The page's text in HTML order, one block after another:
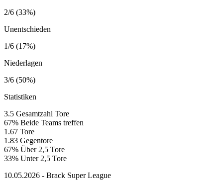
2/6 (33%)
Unentschieden
1/6 (17%)
Niederlagen
3/6 (50%)
Statistiken
3.5 Gesamtzahl Tore
67% Beide Teams treffen
1.67 Tore
1.83 Gegentore
67% Über 2,5 Tore
33% Unter 2,5 Tore
10.05.2026 - Brack Super League